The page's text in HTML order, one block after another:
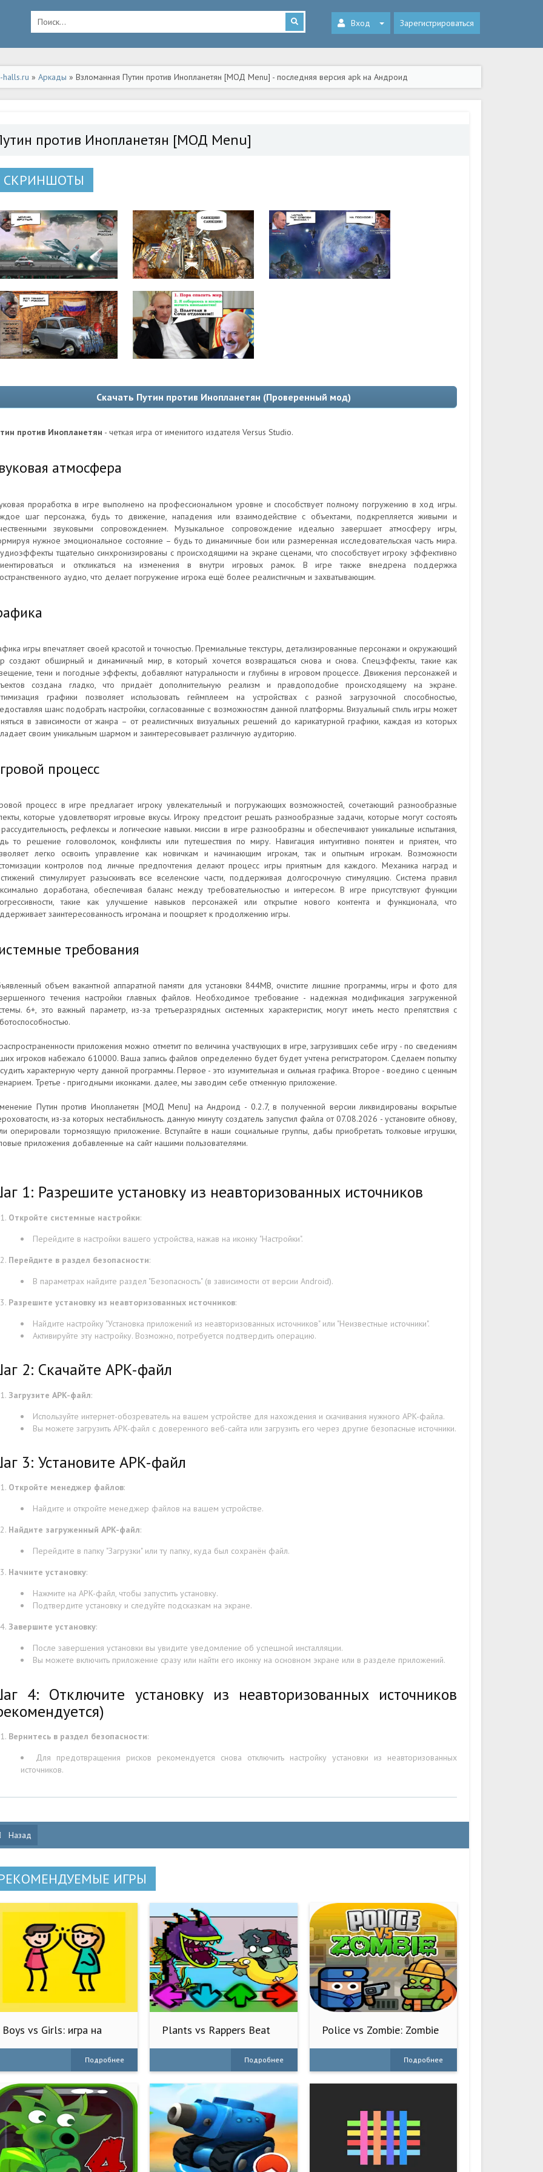
Вход Зарегистрироваться
halls.ru » Аркады » Взломанная Путин против Инопланетян [МОД Menu] - последняя версия apk на Андроид
против Инопланетян [МОД Menu]
СКРИНШОТЫ
Скачать Путин против Инопланетян (Проверенный мод)
против Инопланетян - четкая игра от именитого издателя Versus Studio.
атмосфера
проработка в игре выполнено на профессиональном уровне и способствует полному погружению в ход игры.
шаг персонажа, будь то движение, нападения или взаимодействие с объектами, подкрепляется живыми и
звуковыми сопровождением. Музыкальное сопровождение идеально завершает атмосферу игры,
нужное эмоциональное состояние – будь то динамичные бои или размеренная исследовательская часть мира.
тщательно синхронизированы с происходящими на экране сценами, что способствует игроку эффективно
и откликаться на изменения в внутри игровых рамок. В игре также внедрена поддержка
аудио, что делает погружение игрока ещё более реалистичным и захватывающим.
игры впечатляет своей красотой и точностью. Премиальные текстуры, детализированные персонажи и окружающий
создают обширный и динамичный мир, в который хочется возвращаться снова и снова. Спецэффекты, такие как
тени и погодные эффекты, добавляют натуральности и глубины в игровом процессе. Движения персонажей и
создана гладко, что придаёт дополнительную реализм и правдоподобие происходящему на экране.
графики позволяет использовать геймплеем на устройствах с разной загрузочной способностью,
шанс подобрать настройки, согласованные с возможностям данной платформы. Визуальный стиль игры может
в зависимости от жанра – от реалистичных визуальных решений до карикатурной графики, каждая из которых
своим уникальным шармом и заинтересовывает различную аудиторию.
процесс
процесс в игре предлагает игроку увлекательный и погружающих возможностей, сочетающий разнообразные
которые удовлетворят игровые вкусы. Игроку предстоит решать разнообразные задачи, которые могут состоять
рефлексы и логические навыки. миссии в игре разнообразны и обеспечивают уникальные испытания,
то решение головоломок, конфликты или путешествия по миру. Навигация интуитивно понятен и приятен, что
легко освоить управление как новичкам и начинающим игрокам, так и опытным игрокам. Возможности
контролов под личные предпочтения делают процесс игры приятным для каждого. Механика наград и
стимулирует разыскивать все вселенские части, поддерживая долгосрочную стимуляцию. Система правил
доработана, обеспечивая баланс между требовательностью и интересом. В игре присутствуют функции
такие как улучшение навыков персонажей или открытие нового контента и функционала, что
заинтересованность игромана и поощряет к продолжению игры.
требования
объем вакантной аппаратной памяти для установки 844MB, очистите лишние программы, игры и фото для
течения настройки главных файлов. Необходимое требование - надежная модификация загруженной
6+, это важный параметр, из-за третьеразрядных системных характеристик, могут иметь место препятствия с
приложения можно отметит по величина участвующих в игре, загрузивших себе игру - по сведениям
игроков набежало 610000. Ваша запись файлов определенно будет будет учтена регистратором. Сделаем попытку
характерную черту данной программы. Первое - это изумительная и сильная графика. Второе - воедино с ценным
Третье - пригодными иконками. далее, мы заводим себе отменную приложение.
Путин против Инопланетян [МОД Menu] на Андроид - 0.2.7, в полученной версии ликвидированы вскрытые
из-за которых нестабильность. данную минуту создатель запустил файла от 07.08.2026 - установите обнову,
оперировали тормозящую приложение. Вступайте в наши социальные группы, дабы приобретать толковые игрушки,
приложения добавленные на сайт нашими пользователями.
1: Разрешите установку из неавторизованных источников
Откройте системные настройки:
Перейдите в настройки вашего устройства, нажав на иконку "Настройки".
Перейдите в раздел безопасности:
В параметрах найдите раздел "Безопасность" (в зависимости от версии Android).
Разрешите установку из неавторизованных источников:
Найдите настройку "Установка приложений из неавторизованных источников" или "Неизвестные источники".
Активируйте эту настройку. Возможно, потребуется подтвердить операцию.
2: Скачайте APK-файл
Загрузите APK-файл:
Используйте интернет-обозреватель на вашем устройстве для нахождения и скачивания нужного APK-файла.
Вы можете загрузить APK-файл с доверенного веб-сайта или загрузить его через другие безопасные источники.
3: Установите APK-файл
Откройте менеджер файлов:
Найдите и откройте менеджер файлов на вашем устройстве.
Найдите загруженный APK-файл:
Перейдите в папку "Загрузки" или ту папку, куда был сохранён файл.
Начните установку:
Нажмите на APK-файл, чтобы запустить установку.
Подтвердите установку и следуйте подсказкам на экране.
Завершите установку:
После завершения установки вы увидите уведомление об успешной инсталляции.
Вы можете включить приложение сразу или найти его иконку на основном экране или в разделе приложений.
4: Отключите установку из неавторизованных источников
Вернитесь в раздел безопасности:
Для предотвращения рисков рекомендуется снова отключить настройку установки из неавторизованных
источников.
Назад
ИГРЫ
Boys vs Girls: игра на
Подробнее
Plants vs Rappers Beat
Подробнее
Police vs Zombie: Zombie
Подробнее